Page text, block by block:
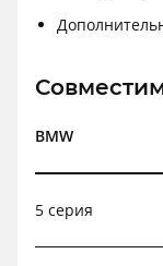
BMW
5 серия